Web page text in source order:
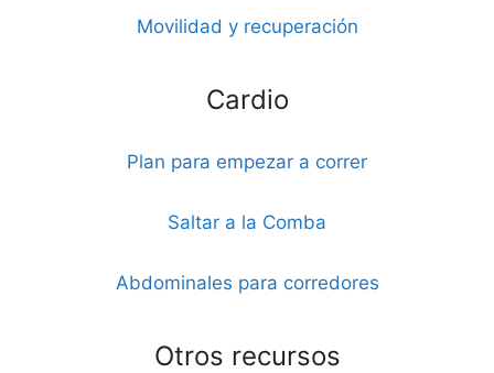
Movilidad y recuperación
Cardio
Plan para empezar a correr
Saltar a la Comba
Abdominales para corredores
Otros recursos